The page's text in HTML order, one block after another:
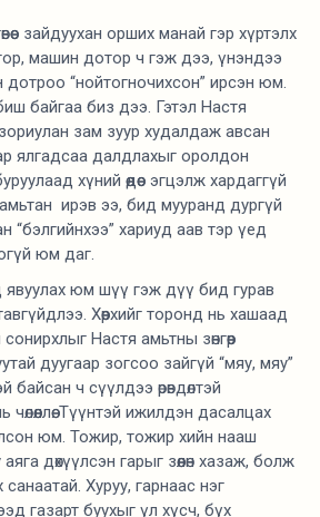
зайдуухан орших манай гэр хүртэлх
машин дотор ч гэж дээ, үнэндээ
“нойтогночихсон” ирсэн юм.
байгаа биз дээ. Гэтэл Настя
зориулан зам зуур худалдаж авсан
ялгадсаа далдлахыг оролдон
хүний өөдөөс эгцэлж хардаггүй
ирэв ээ, бид мууранд дургүй
“бэлгийнхээ” хариуд аав тэр үед
юм даг.
явуулах юм шүү гэж дүү бид гурав
Хөөрхийг торонд нь хашаад
Настя амьтны зөнгөөр
дуугаар зогсоо зайгүй “мяу, мяу”
байсан ч сүүлдээ өрөвдөлтэй
Түүнтэй ижилдэн дасалцах
юм. Тожир, тожир хийн нааш
дөхүүлсэн гарыг зөөлөн хазаж, болж
санаатай. Хуруу, гарнаас нэг
газарт буухыг үл хүсч, бүх